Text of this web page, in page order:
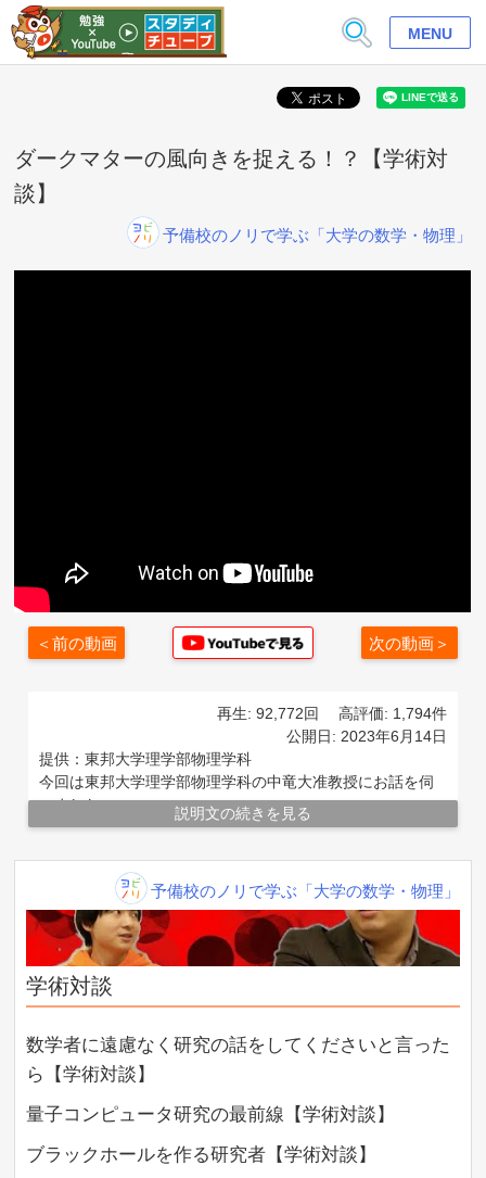
MENU
ダークマターの風向きを捉える！？【学術対
談】
予備校のノリで学ぶ「大学の数学・物理」
＜前の動画 次の動画＞
高評価: 1,794件
再生: 92,772回
公開日: 2023年6月14日
提供：東邦大学理学部物理学科
今回は東邦大学理学部物理学科の中竜大准教授にお話を伺
いました。
▼東邦大学理学部物理学科
▼東邦大学理学部キャンパス見学会・オンライン説明会
https://www.toho-
u.ac.jp/sci/info_exam/opencampus_sci.html
#ダークマター
------------------------------------------------------
予備校のノリで学ぶ「大学の数学・物理」のチャンネルで
は主に
①大学講座：大学レベルの理系科目
②高校講座：受験レベルの理系科目
の授業動画をアップしており、他にも理系の高校生・大学
生に向けた様々な情報提供を行っています
＜クラウドファンディング＞
このチャンネルは皆さまからのご支援で成り立っていま
説明文の続きを見る
予備校のノリで学ぶ「大学の数学・物理」
学術対談
▲ 前の10件を見る
物質を高次元空間で統一的に記述する【ハイパーマ
テリアル】
研究者が偏微分方程式にハマった話【学術対談】
数学者に遠慮なく研究の話をしてくださいと言った
ら【学術対談】
量子コンピュータ研究の最前線【学術対談】
ブラックホールを作る研究者【学術対談】